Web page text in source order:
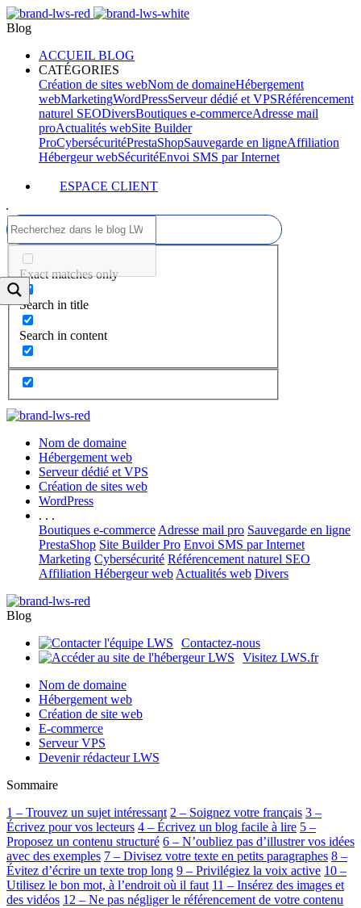
Blog
ACCUEIL BLOG
CATÉGORIES
Création de sites webNom de domaineHébergement
webMarketingWordPressServeur dédié et VPSRéférencement
naturel SEODiversBoutiques e-commerceAdresse mail
proActualités webSite Builder
ProCybersécuritéPrestaShopSauvegarde en ligneAffiliation
Hébergeur webSécuritéEnvoi SMS par Internet
ESPACE CLIENT
Exact matches only
Search in title
Search in content
Nom de domaine
Hébergement web
Serveur dédié et VPS
Création de sites web
WordPress
. . .
Boutiques e-commerce Adresse mail pro Sauvegarde en ligne
PrestaShop Site Builder Pro Envoi SMS par Internet
Marketing Cybersécurité Référencement naturel SEO
Affiliation Hébergeur web Actualités web Divers
Blog
Contactez-nous
Visitez LWS.fr
Nom de domaine
Hébergement web
Création de site web
E-commerce
Serveur VPS
Devenir rédacteur LWS
Sommaire
1 – Trouvez un sujet intéressant 2 – Soignez votre français 3 –
Écrivez pour vos lecteurs 4 – Écrivez un blog facile à lire 5 –
Proposez un contenu structuré 6 – N’oubliez pas d’illustrer vos idées
avec des exemples 7 – Divisez votre texte en petits paragraphes 8 –
Évitez d’écrire un texte trop long 9 – Privilégiez la voix active 10 –
Utilisez le bon mot, à l’endroit où il faut 11 – Insérez des images et
des vidéos 12 – Ne pas négliger le référencement de votre contenu